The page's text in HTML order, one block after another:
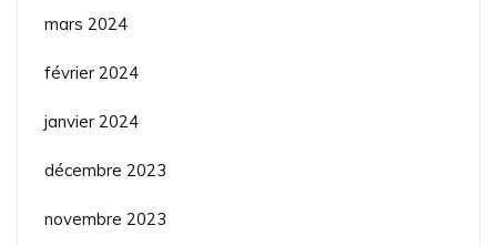
mars 2024
février 2024
janvier 2024
décembre 2023
novembre 2023